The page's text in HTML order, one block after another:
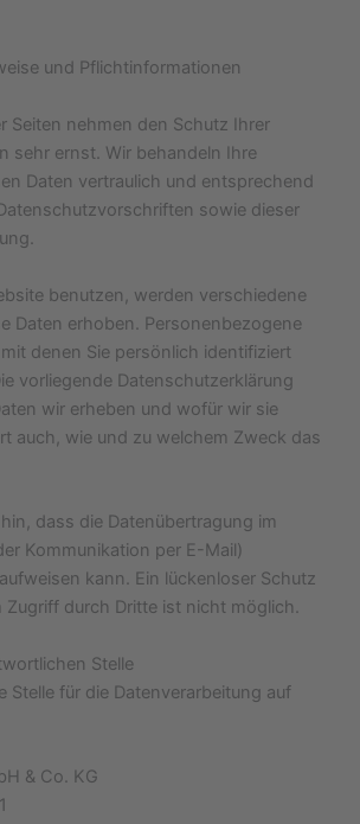
und Pflicht­informationen
Seiten nehmen den Schutz Ihrer
sehr ernst. Wir behandeln Ihre
Daten vertraulich und entsprechend
sowie dieser
benutzen, werden verschiedene
Daten erhoben. Personenbezogene
denen Sie persönlich identifiziert
vorliegende Datenschutzerklärung
wir erheben und wofür wir sie
auch, wie und zu welchem Zweck das
dass die Datenübertragung im
Kommunikation per E-Mail)
kann. Ein lückenloser Schutz
Zugriff durch Dritte ist nicht möglich.
Stelle
Stelle für die Datenverarbeitung auf
& Co. KG